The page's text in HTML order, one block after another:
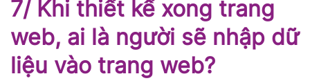
7/ Khi thiết kế xong trang
web, ai là người sẽ nhập dữ
liệu vào trang web?